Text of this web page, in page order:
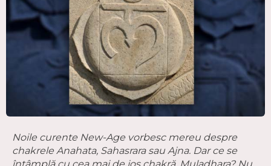
Noile curente New-Age vorbesc mereu despre
chakrele Anahata, Sahasrara sau Ajna. Dar ce se